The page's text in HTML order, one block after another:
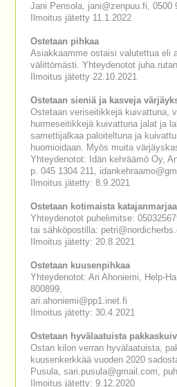
Jani Pensola, jani@zenpuu.fi, 0500
Ilmoitus jätetty 11.1.2022
Ostetaan pihkaa
Asiakkaamme ostaisi valutettua eli
välittömästi. Yhteydenotot
Ilmoitus jätetty 22.10.2021
Ostetaan sieniä ja kasveja
Ostetaan veriseitikkejä kuivattuna,
hurmeseitikkejä kuivattuna jalat ja
samettijalkaa paloiteltuna ja
huomioidaan. Myös muita
Yhteydenotot: Idän kehräämö Oy,
p. 045 1304 211,
Ilmoitus jätetty: 8.9.2021
Ostetaan kotimaista
Yhteydenotot puhelimitse:
tai sähköpostilla:
Ilmoitus jätetty: 20.8.2021
Ostetaan kuusenpihkaa
Yhteydenotot: Ari Ahoniemi, Help-
800899,
ari.ahoniemi@pp1.inet.fi
Ilmoitus jätetty: 30.4.2021
Ostetaan hyvälaatuista
Ostan kilon verran hyvälaatuista,
kuusenkerkkää vuoden 2020
Pusula, sari.pusula@gmail.com,
Ilmoitus jätetty: 9.12.2020